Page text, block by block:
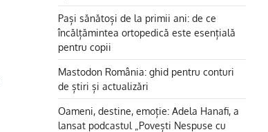
Pași sănătoși de la primii ani: de ce
încălțămintea ortopedică este esențială
pentru copii
Mastodon România: ghid pentru conturi
de știri și actualizări
Oameni, destine, emoție: Adela Hanafi, a
lansat podcastul „Povești Nespuse cu